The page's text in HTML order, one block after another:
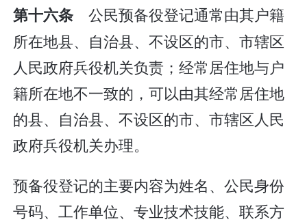
第十六条公民预备役登记通常由其户籍
所在地县、自治县、不设区的市、市辖区
人民政府兵役机关负责；经常居住地与户
籍所在地不一致的，可以由其经常居住地
的县、自治县、不设区的市、市辖区人民
政府兵役机关办理。
预备役登记的主要内容为姓名、公民身份
号码、工作单位、专业技术技能、联系方